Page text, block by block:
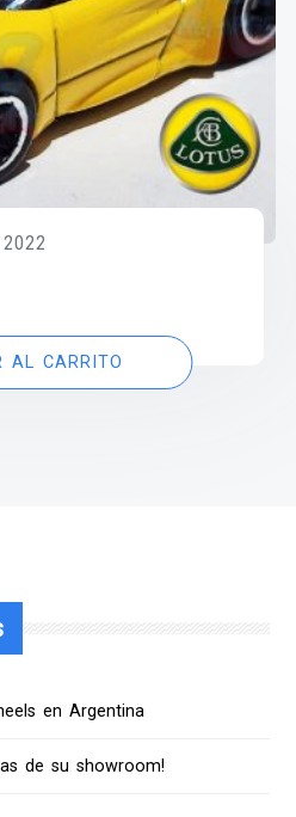
AL CARRITO
en Argentina
de su showroom!